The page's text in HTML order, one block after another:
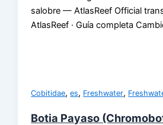
salobre — AtlasReef Official
AtlasReef · Guía completa
Cobitidae,es, Freshwater,
Botia Payaso